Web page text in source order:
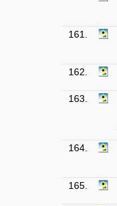
161.
162.
163.
164.
165.